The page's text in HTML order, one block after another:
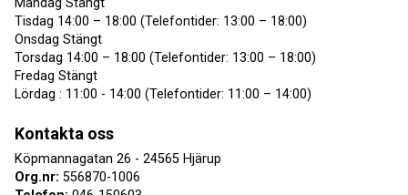
Tisdag 14:00 – 18:00 (Telefontider: 13:00 – 18:00)
Onsdag Stängt
Torsdag 14:00 – 18:00 (Telefontider: 13:00 – 18:00)
Fredag Stängt
Lördag : 11:00 - 14:00 (Telefontider: 11:00 – 14:00)
Kontakta oss
Köpmannagatan 26 - 24565 Hjärup
Org.nr: 556870-1006